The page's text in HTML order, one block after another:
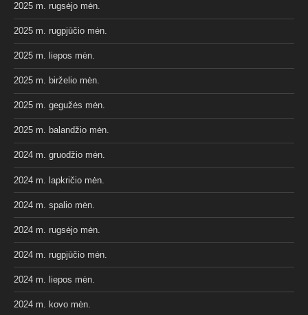
2025 m. rugsėjo mėn.
2025 m. rugpjūčio mėn.
2025 m. liepos mėn.
2025 m. birželio mėn.
2025 m. gegužės mėn.
2025 m. balandžio mėn.
2024 m. gruodžio mėn.
2024 m. lapkričio mėn.
2024 m. spalio mėn.
2024 m. rugsėjo mėn.
2024 m. rugpjūčio mėn.
2024 m. liepos mėn.
2024 m. kovo mėn.